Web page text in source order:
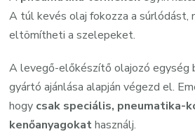
A túl kevés olaj fokozza a súrlódást,
eltömítheti a szelepeket.
A levegő-előkészítő olajozó egység
gyártó ajánlása alapján végezd el.
hogy csak speciális, pneumatika-
kenőanyagokathasználj.